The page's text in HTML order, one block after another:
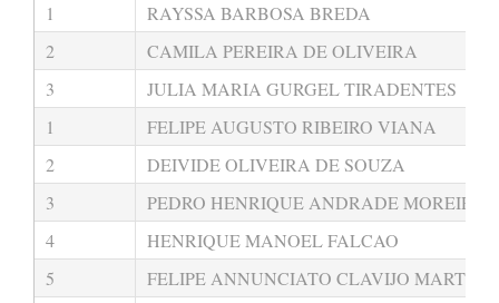
1
RAYSSA BARBOSA BREDA
2
CAMILA PEREIRA DE OLIVEIRA
3
JULIA MARIA GURGEL TIRADENTES
1
FELIPE AUGUSTO RIBEIRO VIANA
2
DEIVIDE OLIVEIRA DE SOUZA
3
PEDRO HENRIQUE ANDRADE MOREIRA
4
HENRIQUE MANOEL FALCAO
5
FELIPE ANNUNCIATO CLAVIJO MARTINS